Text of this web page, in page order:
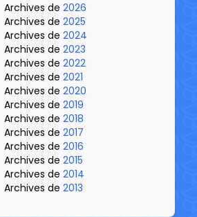
Archives de 2026
Archives de 2025
Archives de 2024
Archives de 2023
Archives de 2022
Archives de 2021
Archives de 2020
Archives de 2019
Archives de 2018
Archives de 2017
Archives de 2016
Archives de 2015
Archives de 2014
Archives de 2013